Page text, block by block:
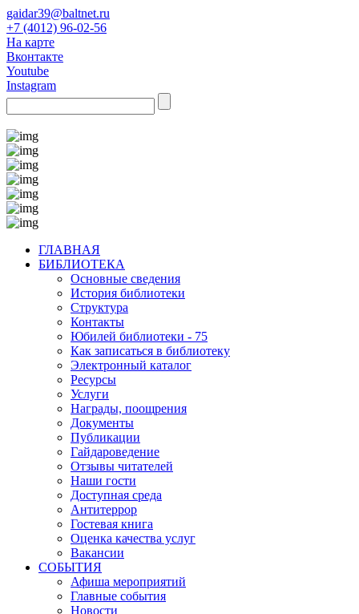
gaidar39@baltnet.ru
+7 (4012) 96-02-56
На карте
Вконтакте
Youtube
Instagram
ГЛАВНАЯ
БИБЛИОТЕКА
Основные сведения
История библиотеки
Структура
Контакты
Юбилей библиотеки - 75
Как записаться в библиотеку
Электронный каталог
Ресурсы
Услуги
Награды, поощрения
Документы
Публикации
Гайдароведение
Отзывы читателей
Наши гости
Доступная среда
Антитеррор
Гостевая книга
Оценка качества услуг
Вакансии
СОБЫТИЯ
Афиша мероприятий
Главные события
Новости